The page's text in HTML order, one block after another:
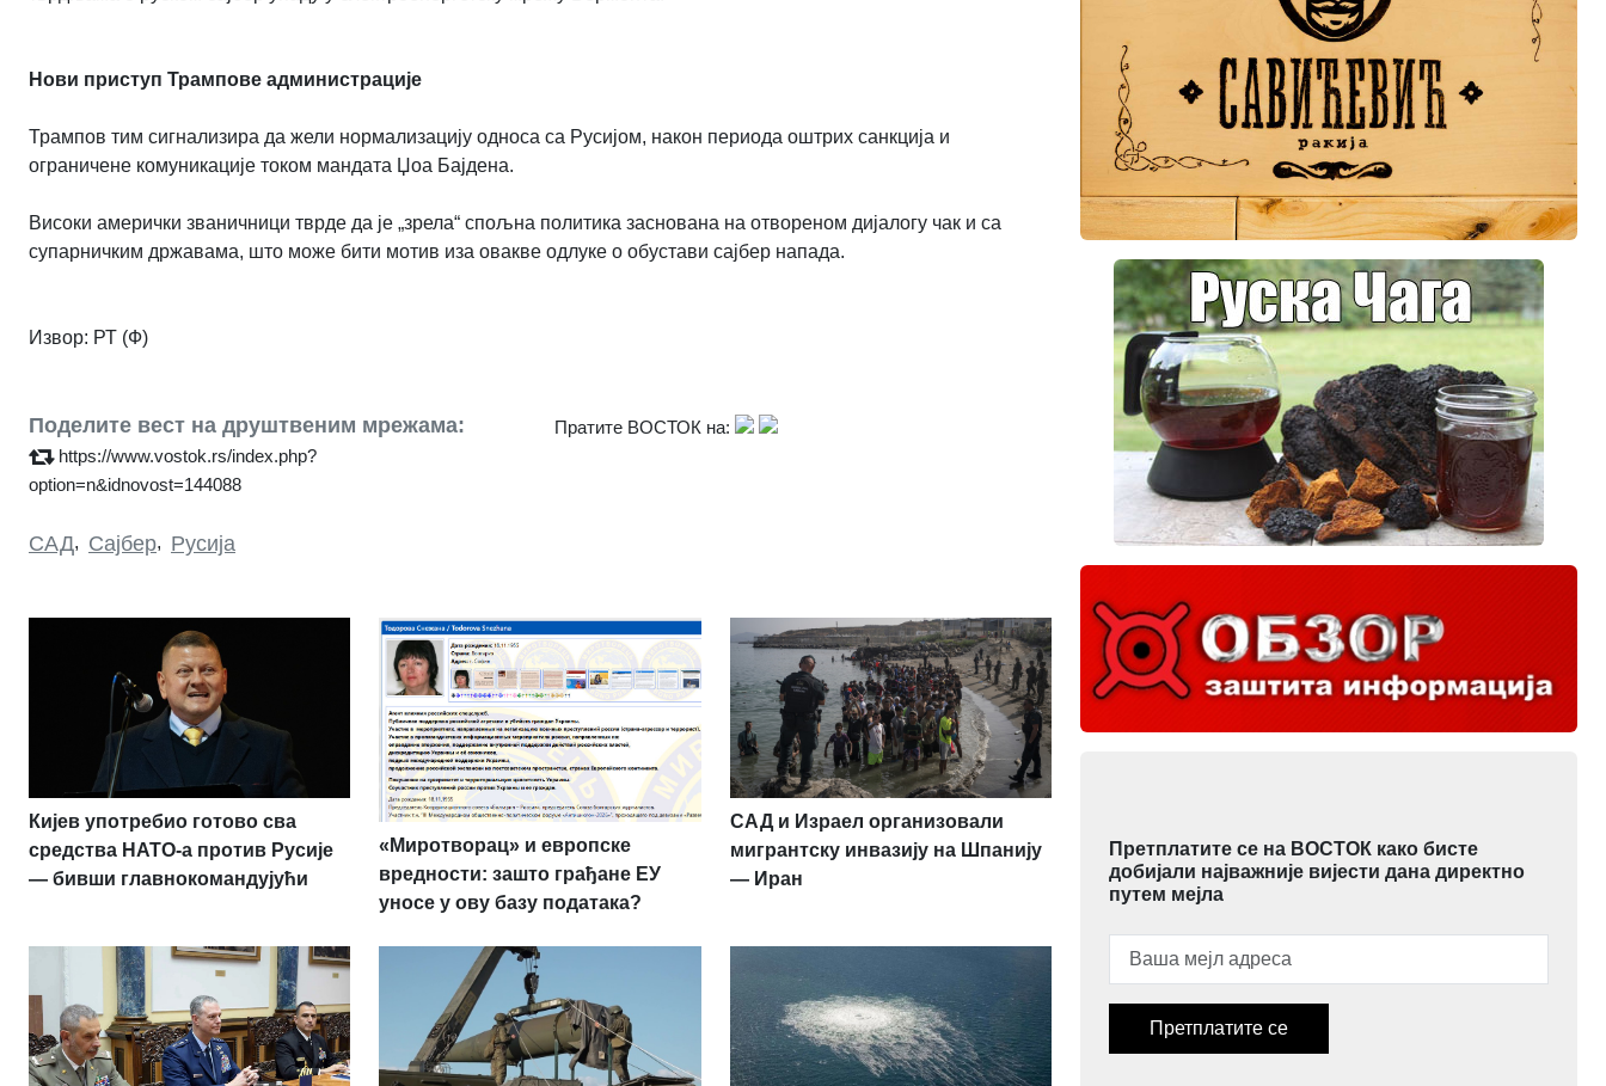
Нови приступ Трампове администрације
Трампов тим сигнализира да жели нормализацију односа са Русијом, након периода оштрих санкција и
ограничене комуникације током мандата Џоа Бајдена.
Високи амерички званичници тврде да је „зрела“ спољна политика заснована на отвореном дијалогу чак и са
супарничким државама, што може бити мотив иза овакве одлуке о обустави сајбер напада.
Извор: РТ (Ф)
Поделите вест на друштвеним мрежама:
https://www.vostok.rs/index.php?
option=n&idnovost=144088
Пратите ВОСТОК на:
САД, Сајбер, Русија
Кијев употребио готово сва
средства НАТО-а против Русије
— бивши главнокомандујући
«Миротворац» и европске
вредности: зашто грађане ЕУ
уносе у ову базу података?
САД и Израел организовали
мигрантску инвазију на Шпанију
— Иран
Претплатите се на ВОСТОК како бисте
добијали најважније вијести дана директно
путем мејла
Претплатите се